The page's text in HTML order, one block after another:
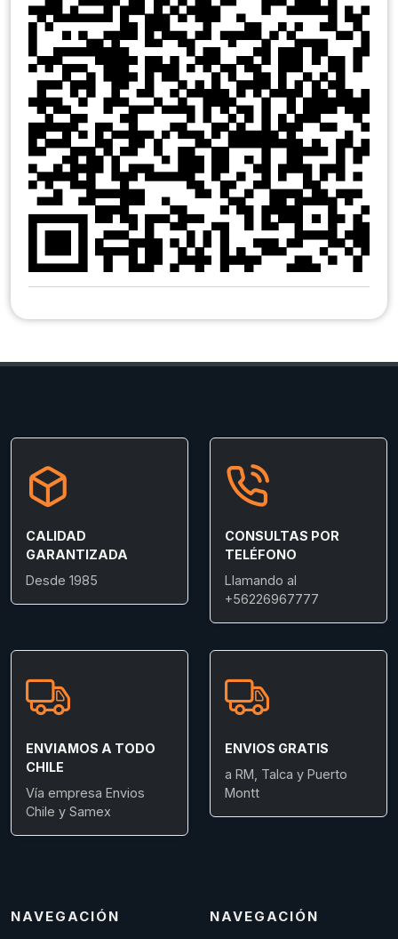
CALIDAD
GARANTIZADA
Desde 1985
CONSULTAS POR
TELÉFONO
Llamando al
+56226967777
ENVIAMOS A TODO
CHILE
Vía empresa Envios
Chile y Samex
ENVIOS GRATIS
a RM, Talca y Puerto
Montt
NAVEGACIÓN NAVEGACIÓN